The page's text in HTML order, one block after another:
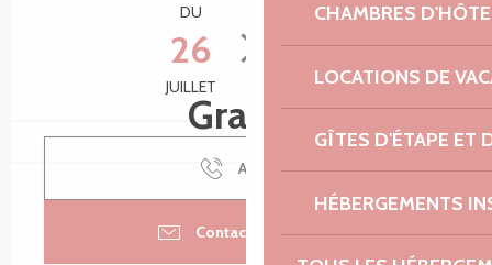
CHAMBRES
LOCATIONS DE
GÎTES D'ÉTAPE ET
HÉBERGEMENTS
DU
26
JUILLET
15
AOÛT
Gratuit
Appeler
Contacter par email